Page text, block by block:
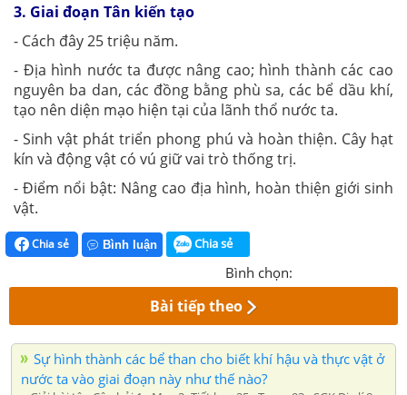
3. Giai đoạn Tân kiến tạo
- Cách đây 25 triệu năm.
- Địa hình nước ta được nâng cao; hình thành các cao
nguyên ba dan, các đồng bằng phù sa, các bể dầu khí,
tạo nên diện mạo hiện tại của lãnh thổ nước ta.
- Sinh vật phát triển phong phú và hoàn thiện. Cây hạt
kín và động vật có vú giữ vai trò thống trị.
- Điểm nổi bật: Nâng cao địa hình, hoàn thiện giới sinh
vật.
Chia sẻ Bình luận Chia sẻ
Bình chọn:
Bài tiếp theo
Sự hình thành các bể than cho biết khí hậu và thực vật ở
nước ta vào giai đoạn này như thế nào?